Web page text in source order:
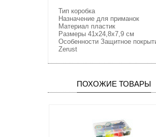
Тип коробка
Назначение для приманок
Материал пластик
Размеры 41x24,8x7,9 см
Особенности Защитное
Zerust
ПОХОЖИЕ ТОВАРЫ